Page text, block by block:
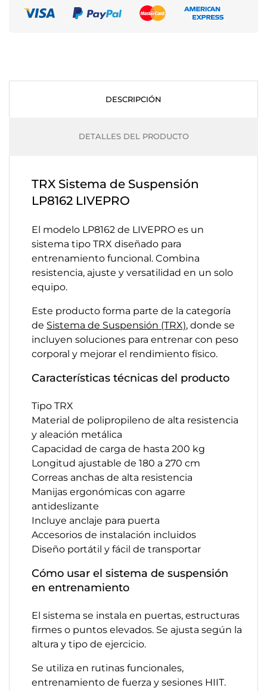
DESCRIPCIÓN
DETALLES DEL PRODUCTO
TRX Sistema de Suspensión
LP8162 LIVEPRO
El modelo LP8162 de LIVEPRO es un
sistema tipo TRX diseñado para
entrenamiento funcional. Combina
resistencia, ajuste y versatilidad en un solo
equipo.
Este producto forma parte de la categoría
de Sistema de Suspensión (TRX), donde se
incluyen soluciones para entrenar con peso
corporal y mejorar el rendimiento físico.
Características técnicas del producto
Tipo TRX
Material de polipropileno de alta resistencia
y aleación metálica
Capacidad de carga de hasta 200 kg
Longitud ajustable de 180 a 270 cm
Correas anchas de alta resistencia
Manijas ergonómicas con agarre
antideslizante
Incluye anclaje para puerta
Accesorios de instalación incluidos
Diseño portátil y fácil de transportar
Cómo usar el sistema de suspensión
en entrenamiento
El sistema se instala en puertas, estructuras
firmes o puntos elevados. Se ajusta según la
altura y tipo de ejercicio.
Se utiliza en rutinas funcionales,
entrenamiento de fuerza y sesiones HIIT.